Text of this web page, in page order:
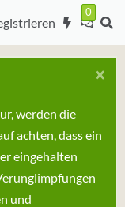
werden die
achten, dass ein
eingehalten
und